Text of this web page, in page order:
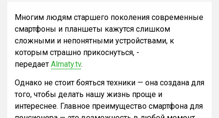
Многим людям старшего поколения современные
смартфоны и планшеты кажутся слишком
сложными и непонятными устройствами, к
которым страшно прикоснуться, -
передает Almaty.tv.
Однако не стоит бояться техники — она создана для
того, чтобы делать нашу жизнь проще и
интереснее. Главное преимущество смартфона для